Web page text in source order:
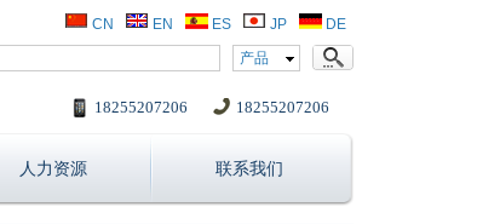
CN EN ES JP
DE
产品
18255207206
18255207206
人力资源 联系我们